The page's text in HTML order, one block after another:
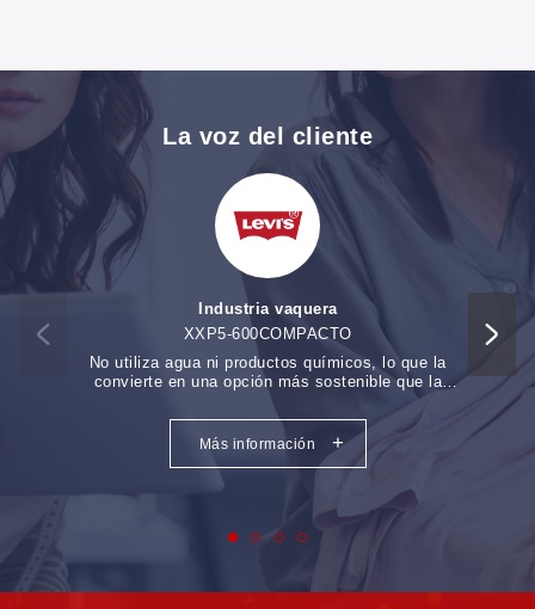
La voz del cliente
Industria vaquera
XXP5-600COMPACTO
No utiliza agua ni productos químicos, lo que la
convierte en una opción más sostenible que la
técnica tradicional de acabado del tejido vaquero.
Más información +